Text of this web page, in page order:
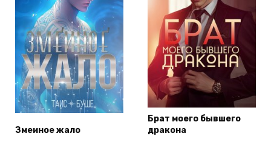
Змеиное жало
Брат моего бывшего
дракона